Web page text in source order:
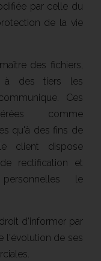
par celle du
de la vie
des fichiers,
à des tiers les
Ces
comme
qu'à des fins de
client dispose
rectification et
le
d'informer par
l'évolution de ses